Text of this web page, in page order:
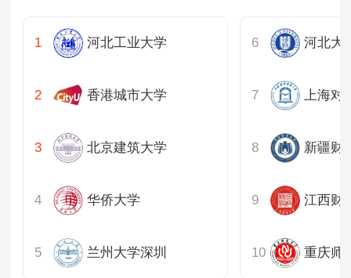
河北工业大学
香港城市大学
北京建筑大学
华侨大学
兰州大学深圳
河北大
上海对
新疆财
江西财
重庆师